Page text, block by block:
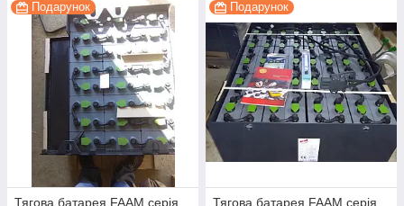
Подарунок
Тягова батарея FAAM серія
Подарунок
Тягова батарея FAAM серія